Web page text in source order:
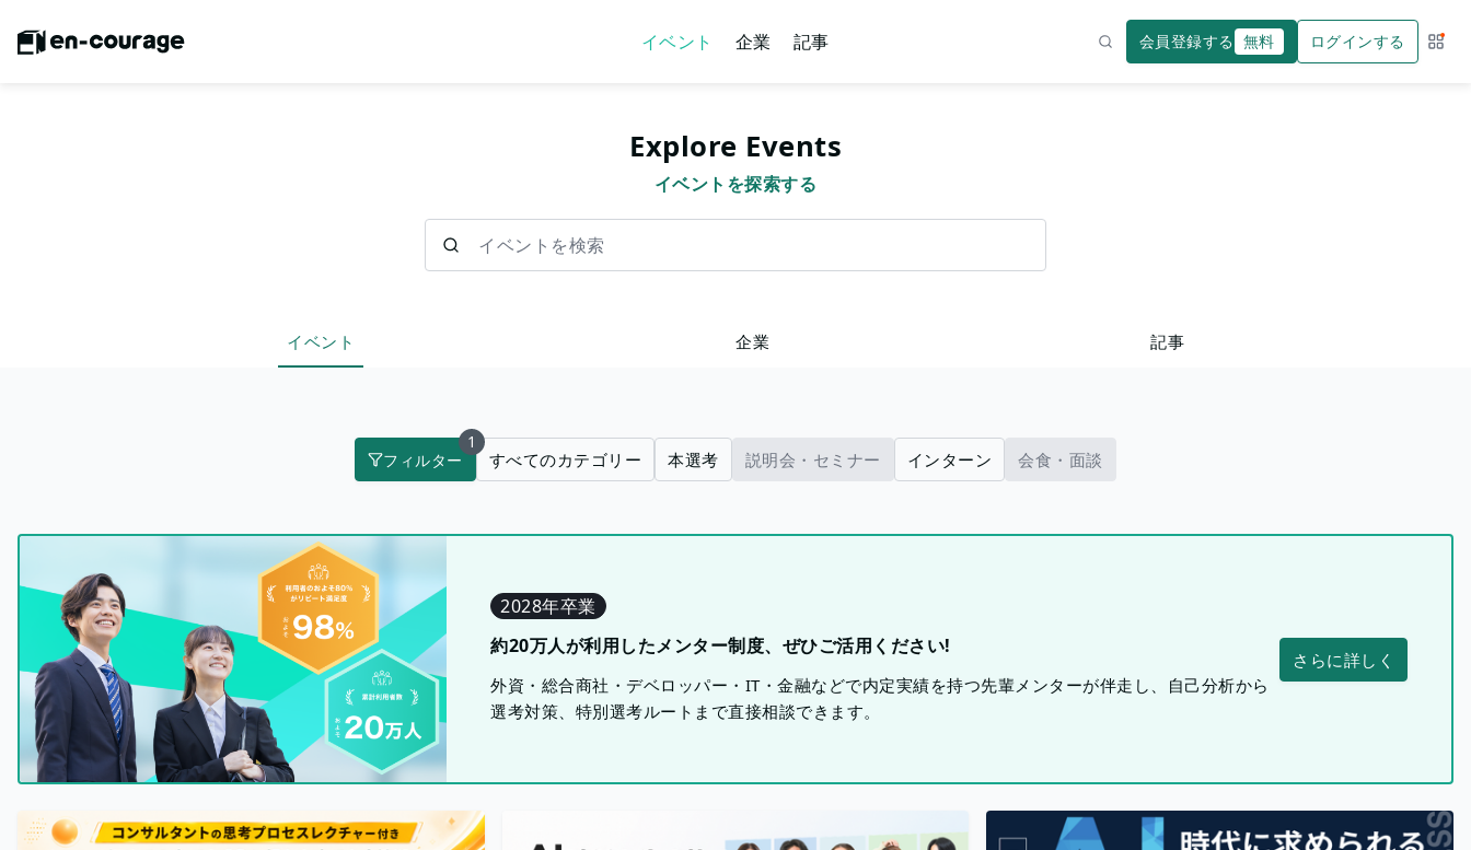
イベント 企業 記事 会員登録する 無料 ログインする サー
Explore Events
イベントを探索する
イベント 企業 記事
フィルター
1
すべてのカテゴリー 本選考 説明会・セミナー インターン 会食・面談
2028年卒業
約20万人が利用したメンター制度、ぜひご活用ください!
外資・総合商社・デベロッパー・IT・金融などで内定実績を持つ先輩メンターが伴走し、自己分析から
選考対策、特別選考ルートまで直接相談できます。
さらに詳しく